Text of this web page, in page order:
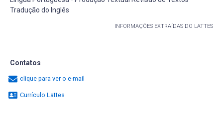
Tradução do Inglês
INFORMAÇÕES EXTRAÍDAS DO LATTES
Contatos
clique para ver o e-mail
Currículo Lattes